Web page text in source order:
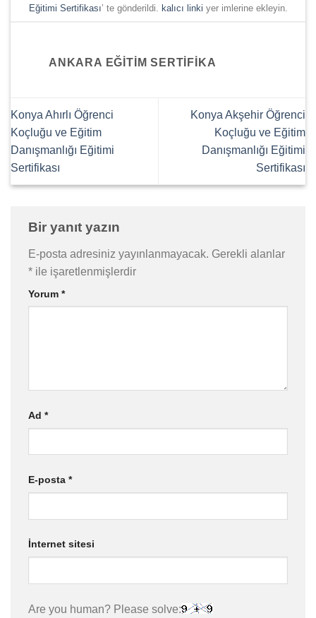
Eğitimi Sertifikası’ te gönderildi. kalıcı linki yer imlerine ekleyin.
ANKARA EĞITIM SERTIFIKA
Konya Ahırlı Öğrenci
Koçluğu ve Eğitim
Danışmanlığı Eğitimi
Sertifikası
Konya Akşehir Öğrenci
Koçluğu ve Eğitim
Danışmanlığı Eğitimi
Sertifikası
Bir yanıt yazın
E-posta adresiniz yayınlanmayacak. Gerekli alanlar
* ile işaretlenmişlerdir
Yorum *
Ad *
E-posta *
İnternet sitesi
Are you human? Please solve: